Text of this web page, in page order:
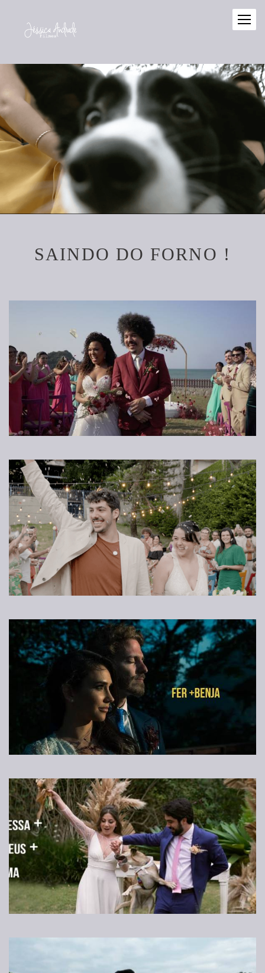
SAINDO DO FORNO !